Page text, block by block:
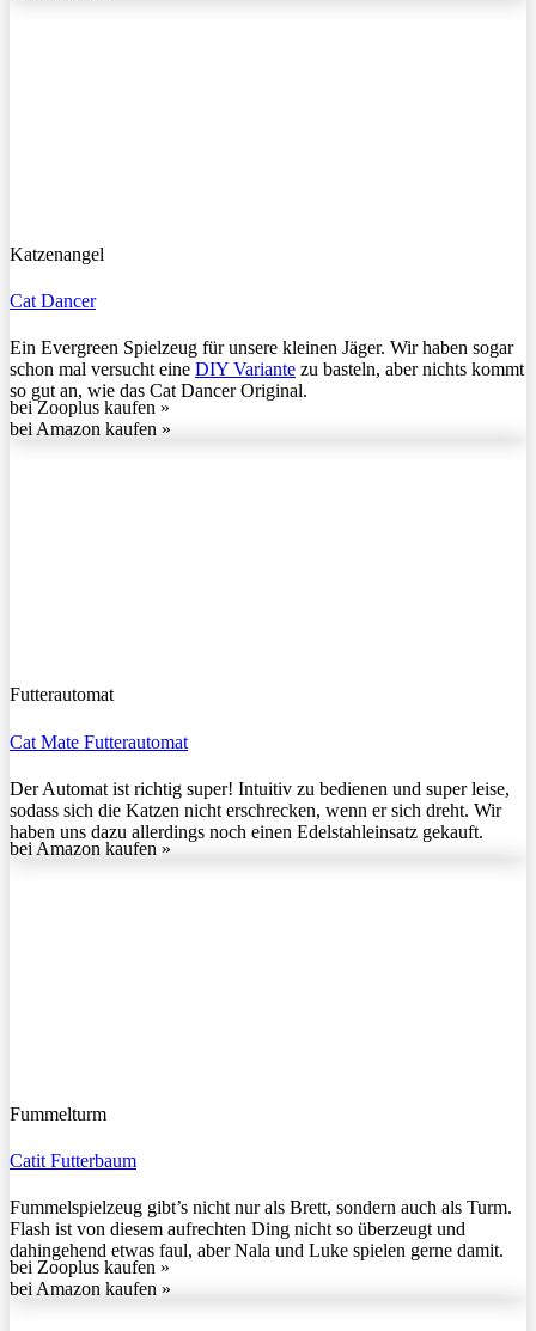
Katzenangel
Cat Dancer
Ein Evergreen Spielzeug für unsere kleinen Jäger. Wir haben sogar
schon mal versucht eine DIY Variante zu basteln, aber nichts kommt
so gut an, wie das Cat Dancer Original.
bei Zooplus kaufen »
bei Amazon kaufen »
Futterautomat
Cat Mate Futterautomat
Der Automat ist richtig super! Intuitiv zu bedienen und super leise,
sodass sich die Katzen nicht erschrecken, wenn er sich dreht. Wir
haben uns dazu allerdings noch einen Edelstahleinsatz gekauft.
bei Amazon kaufen »
Fummelturm
Catit Futterbaum
Fummelspielzeug gibt’s nicht nur als Brett, sondern auch als Turm.
Flash ist von diesem aufrechten Ding nicht so überzeugt und
dahingehend etwas faul, aber Nala und Luke spielen gerne damit.
bei Zooplus kaufen »
bei Amazon kaufen »